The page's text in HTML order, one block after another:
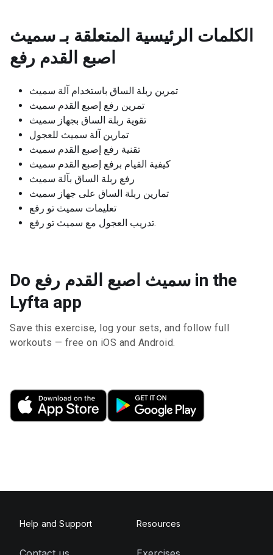
الكلمات الرئيسية المتعلقة بـ سميث
اصبع القدم رفع
تمرين ربلة الساق باستخدام آلة سميث
تمرين رفع إصبع القدم سميث
تقوية ربلة الساق بجهاز سميث
تمارين آلة سميث للعجول
تقنية رفع إصبع القدم سميث
كيفية القيام برفع إصبع القدم سميث
رفع ربلة الساق بآلة سميث
تمارين ربلة الساق على جهاز سميث
تعليمات سميث تو رفع
تدريب العجول مع سميث تو رفع.
Do سميث اصبع القدم رفع in the
Lyfta app
Save this exercise, log your sets, and follow full
workouts — free on iOS and Android.
Help and Support Resources